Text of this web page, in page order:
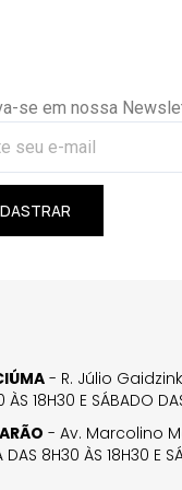
se em nossa
- R. Júlio
ÀS 18H30 E SÁBADO
- Av. Marcolino
DAS 8H30 ÀS 18H30 E